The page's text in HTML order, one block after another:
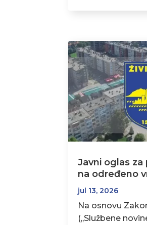
Javni oglas za
na određeno
jul 13, 2026
Na osnovu
(,,Službene